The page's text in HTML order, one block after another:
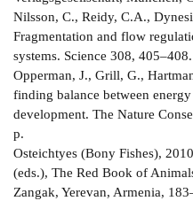
Nilsson, C., Reidy, C.A.,
Fragmentation and flow
systems. Science 308, 405–408.
Opperman, J., Grill, G.,
finding balance between
development. The Nature
p.
Osteichtyes (Bony Fishes),
(eds.), The Red Book of
Zangak, Yerevan, Armenia,